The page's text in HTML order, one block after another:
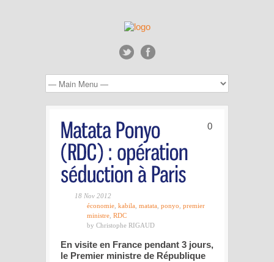
0
18 Nov 2012
économie kabila matata ponyo premier
ministre RDC
by Christophe RIGAUD
En visite en France pendant 3 jours,
le Premier ministre de République